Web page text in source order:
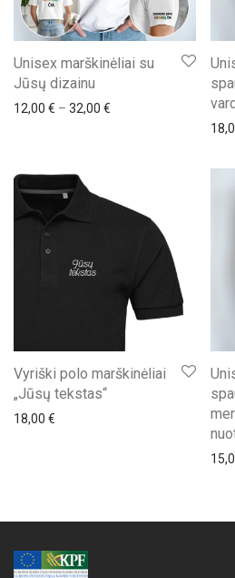
Unisex marškinėliai su
Jūsų dizainu
12,00 € – 32,00 € Price range: 12,00 €
Vyriški polo marškinėliai
„Jūsų tekstas“
18,00 €